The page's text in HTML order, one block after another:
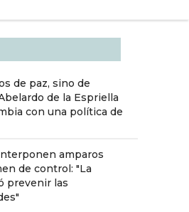
de paz, sino de
de la Espriella
con una política de
amparos
de control: "La
prevenir las